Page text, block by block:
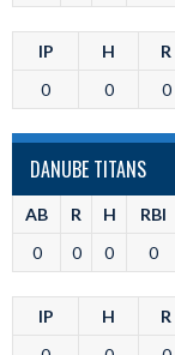
IP H R
0
0 0
DANUBE TITANS
AB R H RBI
0
0 0 0
IP H R